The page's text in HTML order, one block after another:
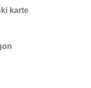
karte